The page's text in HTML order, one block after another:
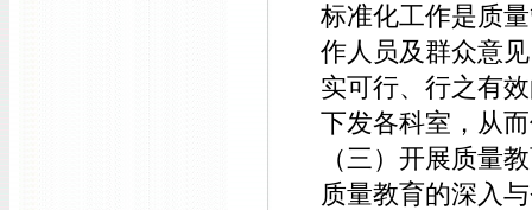
标准化工作是质
作人员及群众意
实可行、行之有
下发各科室，从
（三）开展质量
质量教育的深入